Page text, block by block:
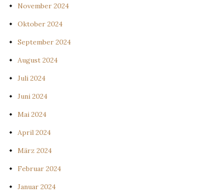
November 2024
Oktober 2024
September 2024
August 2024
Juli 2024
Juni 2024
Mai 2024
April 2024
März 2024
Februar 2024
Januar 2024